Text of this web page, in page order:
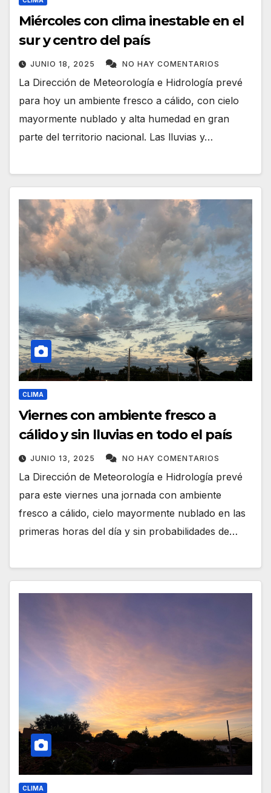
Miércoles con clima inestable en el
sur y centro del país
JUNIO 18, 2025 NO HAY COMENTARIOS
La Dirección de Meteorología e Hidrología prevé
para hoy un ambiente fresco a cálido, con cielo
mayormente nublado y alta humedad en gran
parte del territorio nacional. Las lluvias y…
CLIMA
Viernes con ambiente fresco a
cálido y sin lluvias en todo el país
JUNIO 13, 2025 NO HAY COMENTARIOS
La Dirección de Meteorología e Hidrología prevé
para este viernes una jornada con ambiente
fresco a cálido, cielo mayormente nublado en las
primeras horas del día y sin probabilidades de…
CLIMA